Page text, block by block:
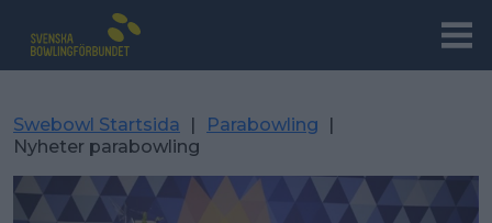
Swebowl Startsida | Parabowling
|
Nyheter parabowling